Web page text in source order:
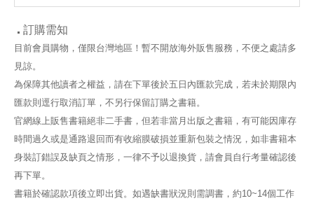
PRO電繪技法大
詳解，讓專業繪
氣
訂購需知
目前會員購物，僅限台灣地區！暫不開放海外販售服務，不便之處請多
見諒。
為保障其他讀者之權益，請在下單後於五日內匯款完成，若未於期限內
匯款則逕行取消訂單，不另行保留訂購之書籍。
官網線上販售書籍絕非二手書，但若非當月出版之書籍，有可能因庫存
時間過久或是通路退回而有收縮膜破損並重新包裝之情況，如非書籍本
身裝訂錯誤及缺頁之情形，一律不予以退換貨，請會員自行考量確認後
再下單。
書籍於確認款項後立即出貨。如遇缺書狀況則需調書，約10~14個工作